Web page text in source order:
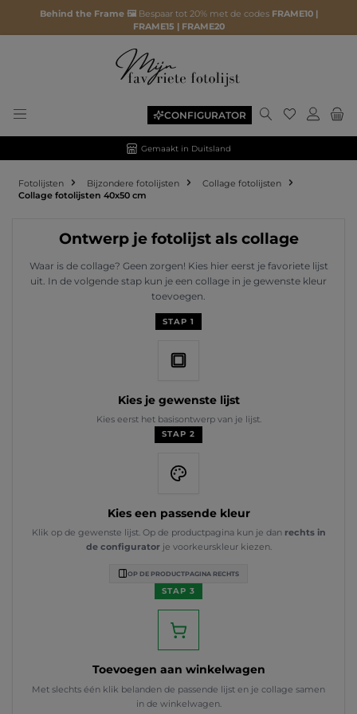
Behind the Frame 🖼️ Bespaar tot 20% met de codes FRAME10 |
FRAME15 | FRAME20
CONFIGURATOR Je hebt 0
Gemaakt in Duitsland
Fotolijsten Bijzondere fotolijsten
Collage fotolijsten
Collage fotolijsten 40x50 cm
Ontwerp je fotolijst als collage
Waar is de collage? Geen zorgen! Kies hier eerst je favoriete lijst
uit. In de volgende stap kun je een collage in je gewenste kleur
toevoegen.
STAP 1
Kies je gewenste lijst
Kies eerst het basisontwerp van je lijst.
STAP 2
Kies een passende kleur
Klik op de gewenste lijst. Op de productpagina kun je dan rechts in
de configuratorje voorkeurskleur kiezen.
OP DE PRODUCTPAGINA RECHTS
STAP 3
Toevoegen aan winkelwagen
Met slechts één klik belanden de passende lijst en je collage samen
in de winkelwagen.